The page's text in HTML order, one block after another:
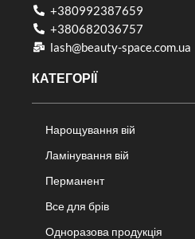
+380992387659
+380682036757​
lash@beauty-space.com.ua
КАТЕГОРІЇ
Нарощування вій
Ламінування вій
Перманент
Все для брів
Одноразова продукція